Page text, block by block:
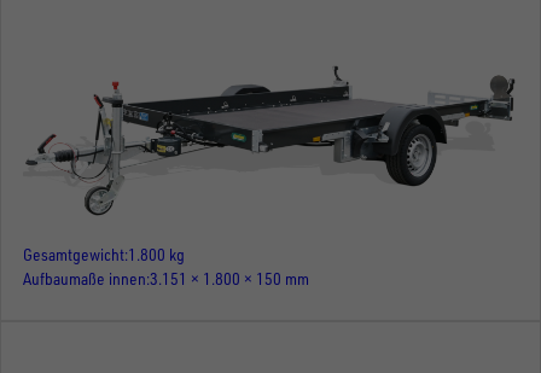
Gesamtgewicht 1.800 kg
Aufbaumaße innen 3.151 × 1.800 × 150 mm